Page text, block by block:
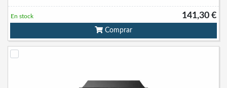
141,30 €
En stock
Comprar